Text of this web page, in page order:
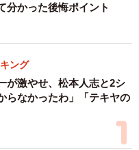
かった後悔ポイント
ング
が激やせ、松本人志と2シ
らなかったわ」「テキヤの